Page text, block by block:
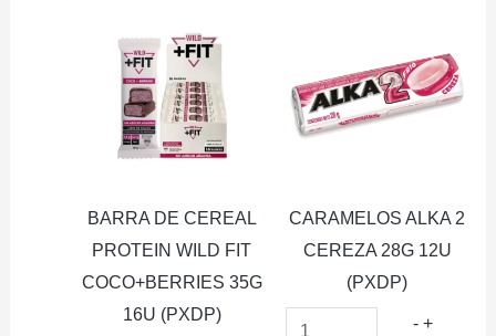
BARRA DE CEREAL
PROTEIN WILD FIT
COCO+BERRIES 35G
16U (PXDP)
CARAMELOS ALKA 2
CEREZA 28G 12U
(PXDP)
- +